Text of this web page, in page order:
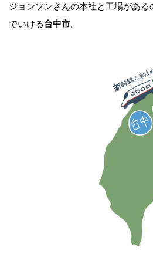
ジョンソンさんの本社と工場があ
でいける台中市。